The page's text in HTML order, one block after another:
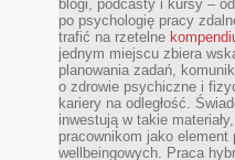
blogi, podcasty i kursy –
po psychologię pracy
trafić na rzetelne
jednym miejscu zbiera
planowania zadań,
o zdrowie psychiczne i
kariery na odległość.
inwestują w takie
pracownikom jako element
wellbeingowych. Praca